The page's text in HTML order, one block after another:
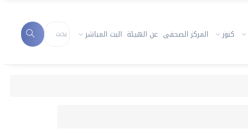
كنوز المركز الصحفى عن الهيئة البث المباشر